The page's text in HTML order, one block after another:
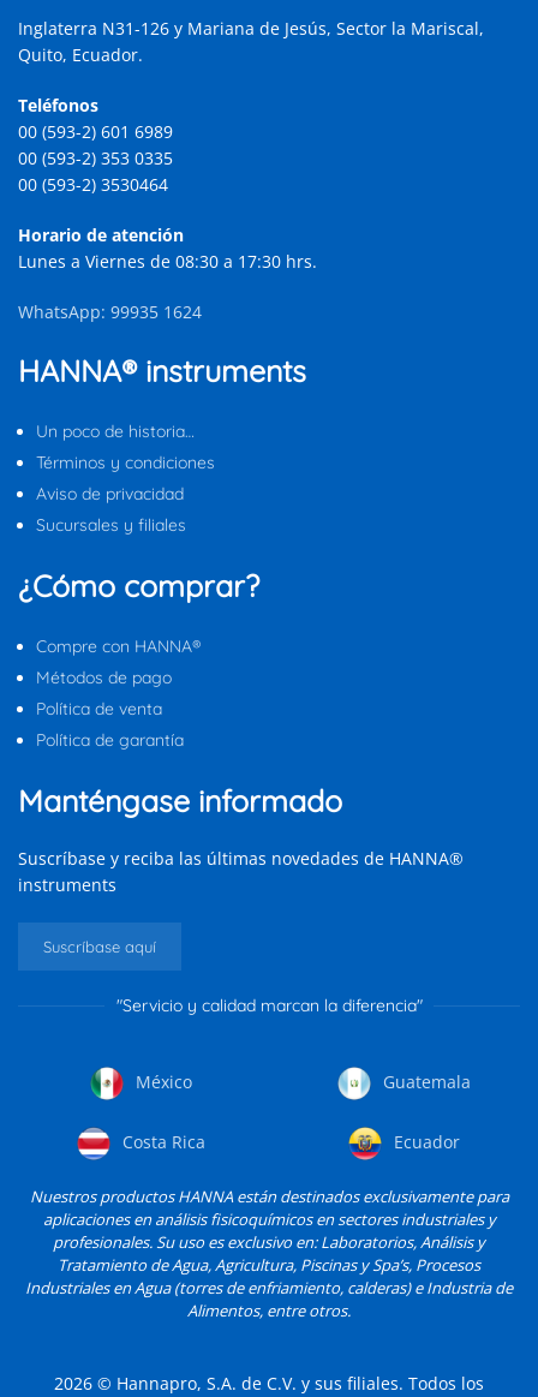
Inglaterra N31-126 y Mariana de Jesús, Sector la Mariscal,
Quito, Ecuador.
Teléfonos
00 (593-2) 601 6989
00 (593-2) 353 0335
00 (593-2) 3530464
Horario de atención
Lunes a Viernes de 08:30 a 17:30 hrs.
WhatsApp: 99935 1624
HANNA® instruments
Un poco de historia…
Términos y condiciones
Aviso de privacidad
Sucursales y filiales
¿Cómo comprar?
Compre con HANNA®
Métodos de pago
Política de venta
Política de garantía
Manténgase informado
Suscríbase y reciba las últimas novedades de HANNA®
instruments
Suscríbase aquí
"Servicio y calidad marcan la diferencia"
México Guatemala
Costa Rica Ecuador
Nuestros productos HANNA están destinados exclusivamente para
aplicaciones en análisis fisicoquímicos en sectores industriales y
profesionales. Su uso es exclusivo en: Laboratorios, Análisis y
Tratamiento de Agua, Agricultura, Piscinas y Spa’s, Procesos
Industriales en Agua (torres de enfriamiento, calderas) e Industria de
Alimentos, entre otros.
2026 © Hannapro, S.A. de C.V. y sus filiales. Todos los